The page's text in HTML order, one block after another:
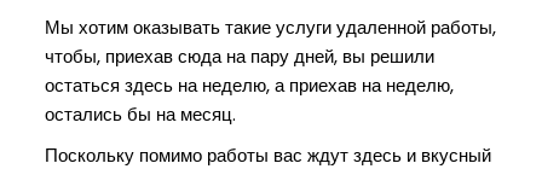
Мы хотим оказывать такие услуги удаленной работы,
чтобы, приехав сюда на пару дней, вы решили
остаться здесь на неделю, а приехав на неделю,
остались бы на месяц.
Поскольку помимо работы вас ждут здесь и вкусный